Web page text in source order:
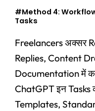
#Method 4:
Tasks
Freelancers अक्सर
Replies, Content
Documentation में
ChatGPT इन Tasks
Templates,